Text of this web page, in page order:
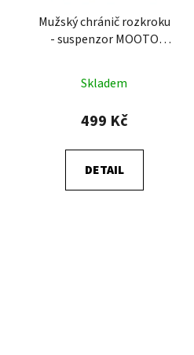
Mužský chránič rozkroku
- suspenzor MOOTO
Skladem
499 Kč
DETAIL